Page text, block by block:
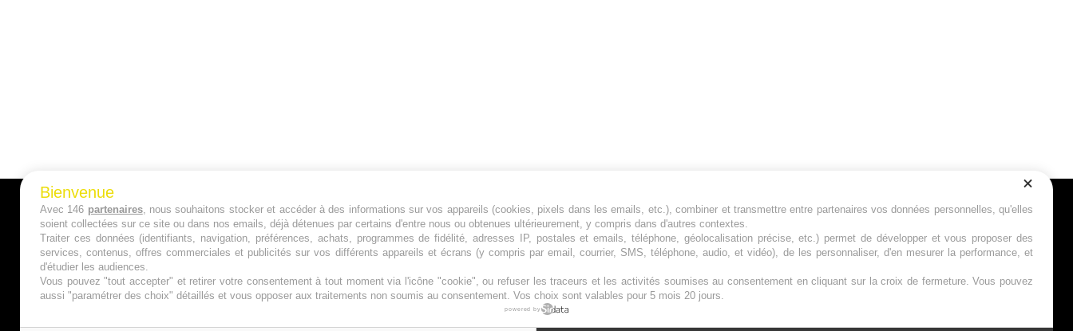
A PROPOS
Qui sommes nous ?
Mentions Légales
Jeunesfooteux est un média sportif qui traite
principalement de l'actualité de la Ligue 1 et
des grosses actualités de la Ligue 2 et du
Plan du site | Syndication |Powered by WM
Suivez-nous
Bienvenue
Avec 146 partenaires, nous souhaitons stocker et accéder à des informations sur vos appareils (cookies, pixels dans les emails, etc.), combiner et transmettre entre partenaires vos données personnelles, qu'elles
soient collectées sur ce site ou dans nos emails, déjà détenues par certains d'entre nous ou obtenues ultérieurement, y compris dans d'autres contextes.
Traiter ces données (identifiants, navigation, préférences, achats, programmes de fidélité, adresses IP, postales et emails, téléphone, géolocalisation précise, etc.) permet de développer et vous proposer des
services, contenus, offres commerciales et publicités sur vos différents appareils et écrans (y compris par email, courrier, SMS, téléphone, audio, et vidéo), de les personnaliser, d'en mesurer la performance, et
d'étudier les audiences.
Vous pouvez "tout accepter" et retirer votre consentement à tout moment via l'icône "cookie", ou refuser les traceurs et les activités soumises au consentement en cliquant sur la croix de fermeture. Vous pouvez
aussi "paramétrer des choix" détaillés et vous opposer aux traitements non soumis au consentement. Vos choix sont valables pour 5 mois 20 jours.
powered by